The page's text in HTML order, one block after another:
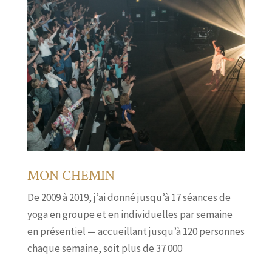
MON CHEMIN
De 2009 à 2019, j’ai donné jusqu’à 17 séances de
yoga en groupe et en individuelles par semaine
en présentiel — accueillant jusqu’à 120 personnes
chaque semaine, soit plus de 37 000